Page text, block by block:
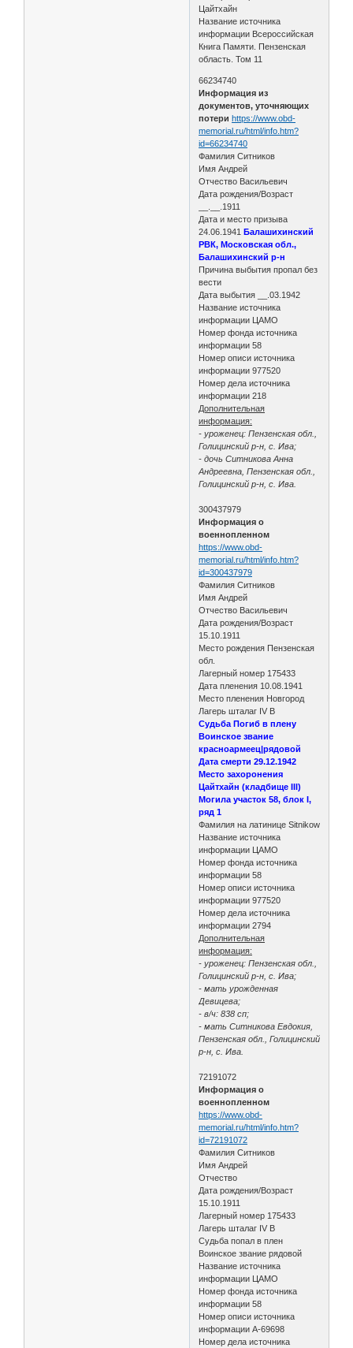
Цайтхайн
Название источника
информации Всероссийская
Книга Памяти. Пензенская
область. Том 11
66234740
Информация из
документов, уточняющих
потери https://www.obd-
memorial.ru/html/info.htm?
id=66234740
Фамилия Ситников
Имя Андрей
Отчество Васильевич
Дата рождения/Возраст
__.__.1911
Дата и место призыва
24.06.1941Балашихинский
РВК, Московская обл.,
Балашихинский р-н
Причина выбытия пропал без
вести
Дата выбытия __.03.1942
Название источника
информации ЦАМО
Номер фонда источника
информации 58
Номер описи источника
информации 977520
Номер дела источника
информации 218
Дополнительная
информация:
- уроженец: Пензенская обл.,
Голицинский р-н, с. Ива;
- дочь Ситникова Анна
Андреевна, Пензенская обл.,
Голицинский р-н, с. Ива.
300437979
Информация о
военнопленном
https://www.obd-
memorial.ru/html/info.htm?
id=300437979
Фамилия Ситников
Имя Андрей
Отчество Васильевич
Дата рождения/Возраст
15.10.1911
Место рождения Пензенская
обл.
Лагерный номер 175433
Дата пленения 10.08.1941
Место пленения Новгород
Лагерь шталаг IV B
Судьба Погиб в плену
Воинское звание
красноармеец|рядовой
Дата смерти 29.12.1942
Место захоронения
Цайтхайн (кладбище III)
Могила участок 58, блок I,
ряд 1
Фамилия на латинице Sitnikow
Название источника
информации ЦАМО
Номер фонда источника
информации 58
Номер описи источника
информации 977520
Номер дела источника
информации 2794
Дополнительная
информация:
- уроженец: Пензенская обл.,
Голицинский р-н, с. Ива;
- мать урожденная
Девицева;
- в/ч: 838 сп;
- мать Ситникова Евдокия,
Пензенская обл., Голицинский
р-н, с. Ива.
72191072
Информация о
военнопленном
https://www.obd-
memorial.ru/html/info.htm?
id=72191072
Фамилия Ситников
Имя Андрей
Отчество
Дата рождения/Возраст
15.10.1911
Лагерный номер 175433
Лагерь шталаг IV B
Судьба попал в плен
Воинское звание рядовой
Название источника
информации ЦАМО
Номер фонда источника
информации 58
Номер описи источника
информации A-69698
Номер дела источника